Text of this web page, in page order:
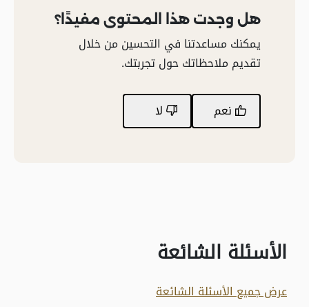
هل وجدت هذا المحتوى مفيدًا؟
يمكنك مساعدتنا في التحسين من خلال
تقديم ملاحظاتك حول تجربتك.
نعم لا
الأسئلة الشائعة
عرض جميع الأسئلة الشائعة